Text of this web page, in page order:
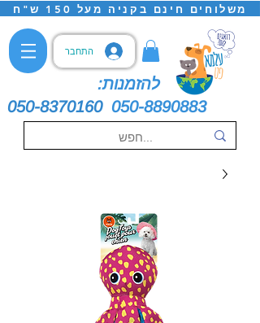
משלוחים חינם בקניה מעל 150 ש"ח
התחבר
להזמנות:
050-8370160 050-8890883